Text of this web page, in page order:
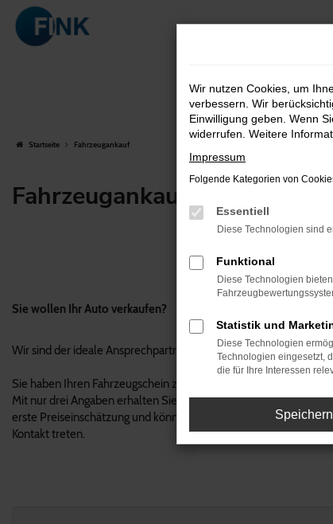
Zum
Hauptinhalt
Startseite Fahrzeugankauf
Fahrzeugankauf
Sie wollen Ihr Auto verkaufen?
Wir sind der ideale Ansprechpartner für Sie.
Sie haben Ihren Fahrzeugschein zur Hand? Perfekt!
Mit nur drei Angaben erhalten Sie innerhalb von 24 Stunden eine
erste Preiseinschätzung und können unverbindlich mit uns in
Kontakt treten.
Wir nutzen Cookies, um
verbessern. Wir
Einwilligung geben. Wenn
widerrufen. Weitere
Impressum
Folgende Kategorien von
Essentiell
Diese Technologien sind
Funktional
Diese Technologien
Statistik und
Diese Technologien
Technologien eingesetzt,
die für Ihre Interessen
Speichern